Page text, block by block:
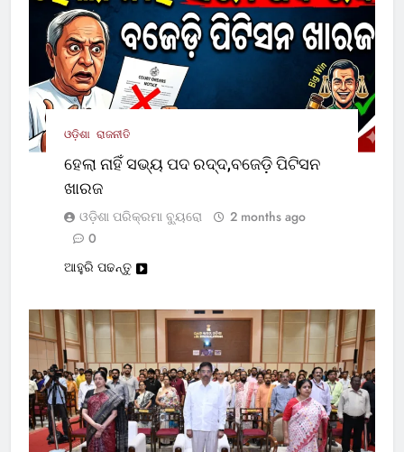
ଓଡ଼ିଶା ରାଜନୀତି
ହେଲା ନାହିଁ ସଭ୍ୟ ପଦ ରଦ୍ଦ,ବଜେଡ଼ି ପିଟିସନ
ଖାରଜ
ଓଡ଼ିଶା ପରିକ୍ରମା ବ୍ୟୁରୋ
2 months ago
0
ଆହୁରି ପଢନ୍ତୁ